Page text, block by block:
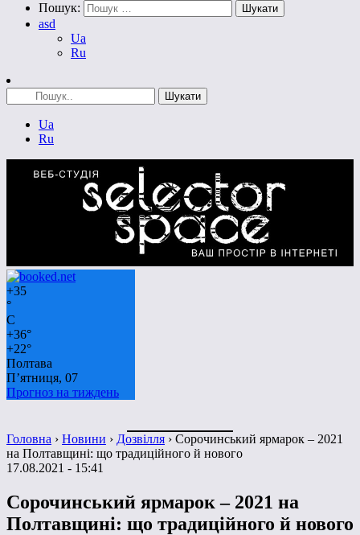
Пошук:
asd
Ua
Ru
Ua
Ru
+35
°
C
+36°
+22°
Полтава
П’ятниця, 07
Прогноз на тиждень
Головна › Новини › Дозвілля › Сорочинський ярмарок – 2021
на Полтавщині: що традиційного й нового
17.08.2021 - 15:41
Сорочинський ярмарок – 2021 на
Полтавщині: що традиційного й нового